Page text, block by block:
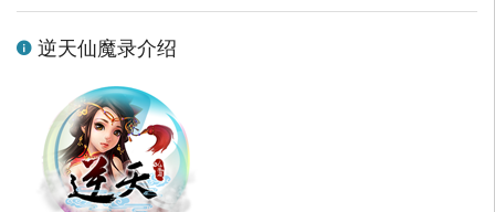
逆天仙魔录介绍